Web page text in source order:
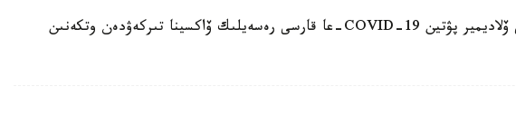
ال 11-تامىزدا رەسەي پرەزيدەنتى ۆلاديمير پۋتين COVID-19-عا قارسى رەسەيلىك ۆاكسينا تىركەۋدەن وتكەنىن